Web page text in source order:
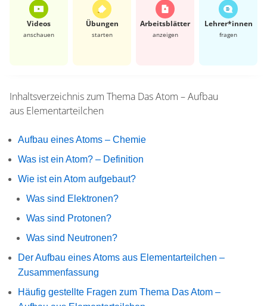
Videos
anschauen
Übungen
starten
Arbeits­blätter
anzeigen
Lehrer*​innen
fragen
Inhaltsverzeichnis zum Thema Das Atom – Aufbau
aus Elementarteilchen
Aufbau eines Atoms – Chemie
Was ist ein Atom? – Definition
Wie ist ein Atom aufgebaut?
Was sind Elektronen?
Was sind Protonen?
Was sind Neutronen?
Der Aufbau eines Atoms aus Elementarteilchen –
Zusammenfassung
Häufig gestellte Fragen zum Thema Das Atom –